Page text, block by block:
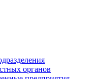
органов